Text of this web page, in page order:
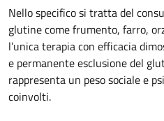
Nello specifico si tratta del
glutine come frumento, farro,
l’unica terapia con efficacia
e permanente esclusione del
rappresenta un peso sociale e
coinvolti.